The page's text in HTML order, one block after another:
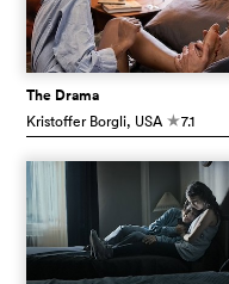
The Drama
Kristoffer Borgli, USA c7.1